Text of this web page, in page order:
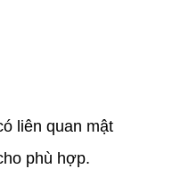
liên quan mật
phù hợp.